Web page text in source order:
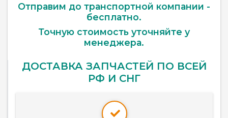
Отправим до транспортной компании -
бесплатно.
Точную стоимость уточняйте у
менеджера.
ДОСТАВКА ЗАПЧАСТЕЙ ПО ВСЕЙ
РФ И СНГ